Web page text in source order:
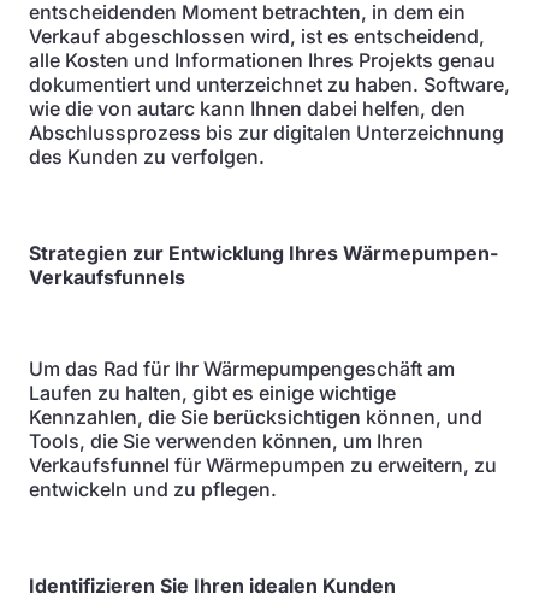
entscheidenden Moment betrachten, in dem ein
Verkauf abgeschlossen wird, ist es entscheidend,
alle Kosten und Informationen Ihres Projekts genau
dokumentiert und unterzeichnet zu haben. Software,
wie die von autarc kann Ihnen dabei helfen, den
Abschlussprozess bis zur digitalen Unterzeichnung
des Kunden zu verfolgen.
Strategien zur Entwicklung Ihres Wärmepumpen-
Verkaufsfunnels
Um das Rad für Ihr Wärmepumpengeschäft am
Laufen zu halten, gibt es einige wichtige
Kennzahlen, die Sie berücksichtigen können, und
Tools, die Sie verwenden können, um Ihren
Verkaufsfunnel für Wärmepumpen zu erweitern, zu
entwickeln und zu pflegen.
Identifizieren Sie Ihren idealen Kunden